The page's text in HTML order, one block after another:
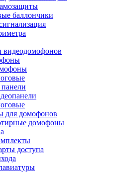
баллончики
видеодомофонов
для домофонов
домофоны
доступа